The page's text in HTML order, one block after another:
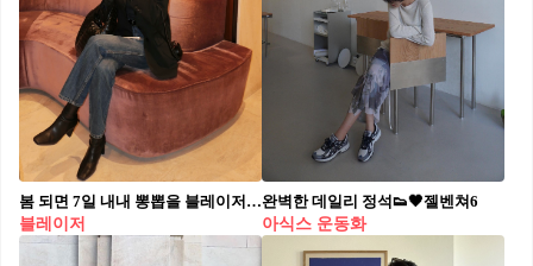
봄 되면 7일 내내 뽕뽑을 블레이저👍🏻 출근룩부터 데이트룩까지 활용도 높으니 참고해 보세요🖤✨
블레이저
완벽한 데일리 정석👟🖤젤벤쳐6
아식스 운동화